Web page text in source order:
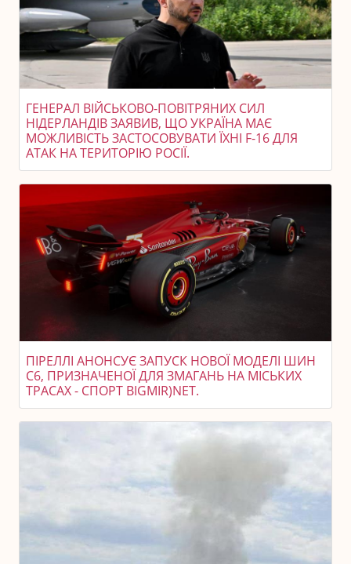
ГЕНЕРАЛ ВІЙСЬКОВО-ПОВІТРЯНИХ СИЛ
НІДЕРЛАНДІВ ЗАЯВИВ, ЩО УКРАЇНА МАЄ
МОЖЛИВІСТЬ ЗАСТОСОВУВАТИ ЇХНІ F-16 ДЛЯ
АТАК НА ТЕРИТОРІЮ РОСІЇ.
ПІРЕЛЛІ АНОНСУЄ ЗАПУСК НОВОЇ МОДЕЛІ ШИН
C6, ПРИЗНАЧЕНОЇ ДЛЯ ЗМАГАНЬ НА МІСЬКИХ
ТРАСАХ - СПОРТ BIGMIR)NET.